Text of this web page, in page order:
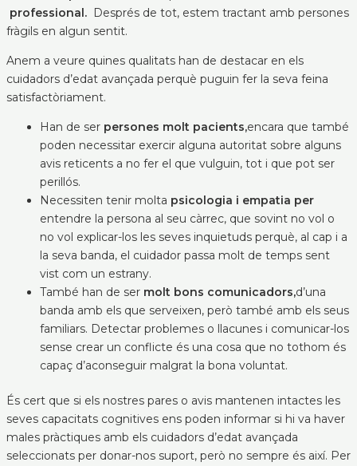
professional.Després de tot, estem tractant amb persones
fràgils en algun sentit.
Anem a veure quines qualitats han de destacar en els
cuidadors d’edat avançada perquè puguin fer la seva feina
satisfactòriament.
Han de ser persones molt pacients,encara que també
poden necessitar exercir alguna autoritat sobre alguns
avis reticents a no fer el que vulguin, tot i que pot ser
perillós.
Necessiten tenir molta psicologia i empatia per
entendre la persona al seu càrrec, que sovint no vol o
no vol explicar-los les seves inquietuds perquè, al cap i a
la seva banda, el cuidador passa molt de temps sent
vist com un estrany.
També han de ser molt bons comunicadors,d’una
banda amb els que serveixen, però també amb els seus
familiars. Detectar problemes o llacunes i comunicar-los
sense crear un conflicte és una cosa que no tothom és
capaç d’aconseguir malgrat la bona voluntat.
És cert que si els nostres pares o avis mantenen intactes les
seves capacitats cognitives ens poden informar si hi va haver
males pràctiques amb els cuidadors d’edat avançada
seleccionats per donar-nos suport, però no sempre és així. Per